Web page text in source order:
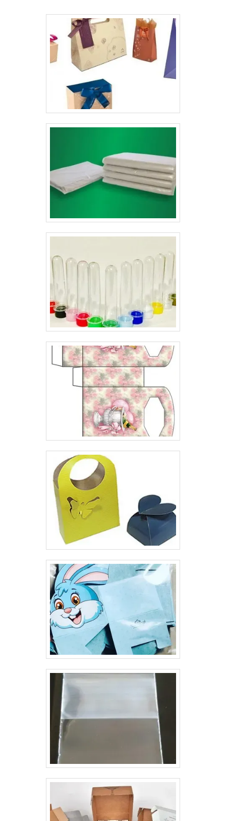
esteticamente e na publicidade da empresa, gastando
menos com criação de cartões e panfletos para divulgar
o negócio.Vantagens das embalagens de deliveryAlém
de manter os produtos bem conservados, as empresas
que produzem embalagens para delivery garante
diversos benefícios para os seus clientes.Embalagens
produzidas de acordo com o produto;Materiais com
excelente acabamento;Ótimo atendimento ao
cliente;Entrega no prazo combinado;Personalização de
acordo com o pedido;Entre outros.Sua marca ficará
na proteção dos produtos e sofisticação para a sua
empresa, aumentando a confiança para o
público.Conheça uma empresa de alta qualidadeA
Gráfica Lyons é uma empresa especialista em produzir
das embalagens para delivery e anos de experiência
no mercado, com os melhores produtos para os seus